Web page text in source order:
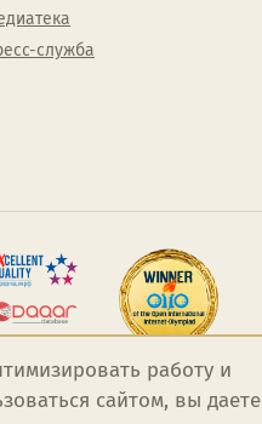
служба
работу и
сайтом, вы даете